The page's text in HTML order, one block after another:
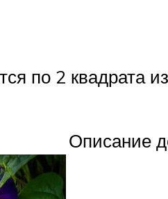
по 2 квадрата
Описание